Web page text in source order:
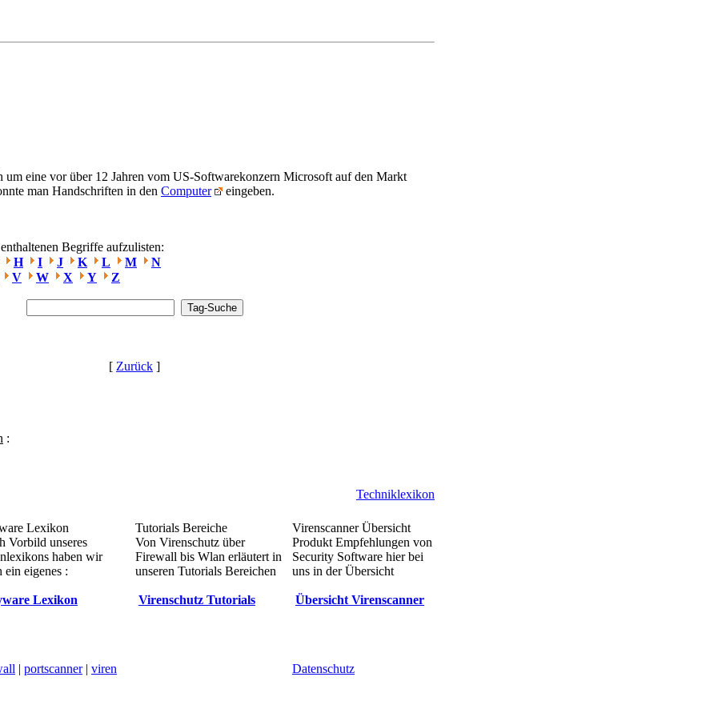
um eine vor über 12 Jahren vom US-Softwarekonzern Microsoft auf den Markt
man Handschriften in den Computer eingeben.
Begriffe aufzulisten:
H I J K L M
N
V W X Y Z
[ Zurück ]
:
Techniklexikon
Lexikon
Vorbild unseres
haben wir
ein eigenes :
Lexikon
Tutorials Bereiche
Von Virenschutz über
Firewall bis Wlan erläutert in
unseren Tutorials Bereichen
Virenschutz Tutorials
Virenscanner Übersicht
Produkt Empfehlungen von
Security Software hier bei
uns in der Übersicht
Übersicht Virenscanner
| portscanner| viren Datenschutz